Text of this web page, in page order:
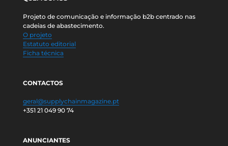
Projeto de comunicação e informação b2b centrado nas
cadeias de abastecimento.
O projeto
Estatuto editorial
Ficha técnica
CONTACTOS
geral@supplychainmagazine.pt
+351 21 049 90 74
ANUNCIANTES